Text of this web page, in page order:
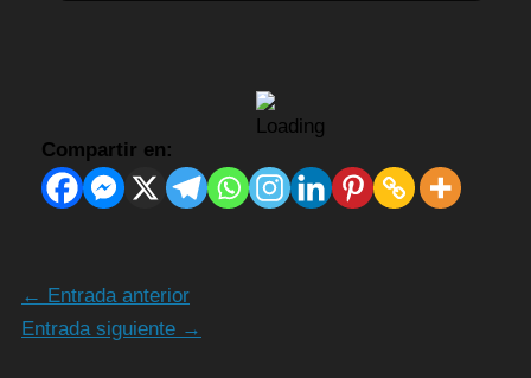
Compartir en:
← Entrada anterior
Entrada siguiente →